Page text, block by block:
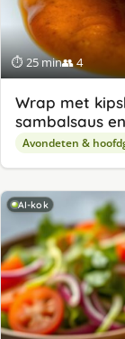
⏱ 25 min👥 4
Wrap met
sambalsaus
Avondeten &
AI-kok